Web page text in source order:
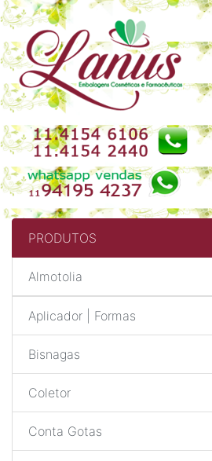
PRODUTOS
Almotolia
Aplicador | Formas
Bisnagas
Coletor
Conta Gotas